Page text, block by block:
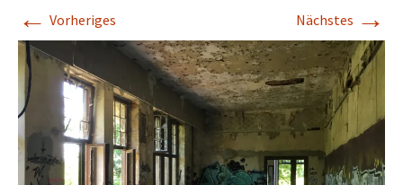
← Vorheriges Nächstes →